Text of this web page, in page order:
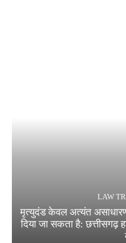
LAW
मृत्युदंड केवल अत्यंत
दिया जा सकता है: छत्तीसगढ़